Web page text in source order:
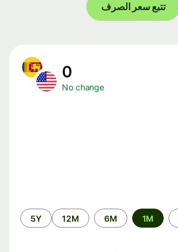
تتبع سعر الصرف
No change
1M
6M
12M
5Y